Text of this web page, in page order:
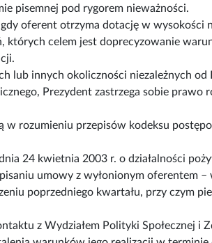
pisemnej pod rygorem nieważności.
oferent otrzyma dotację w wysokości
celem jest doprecyzowanie
lub innych okoliczności niezależnych
Prezydent zastrzega sobie prawo
rozumieniu przepisów kodeksu
24 kwietnia 2003 r. o działalności
umowy z wyłonionym oferentem
poprzedniego kwartału, przy czym
z Wydziałem Polityki Społecznej i